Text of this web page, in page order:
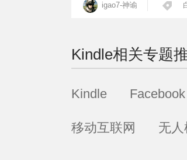
igao7-神谕
Kindle相关专题
Kindle Facebook
移动互联网 无人